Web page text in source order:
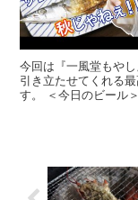
今回は『一風堂もや
引き立たせてくれる
す。 ＜今日のビール